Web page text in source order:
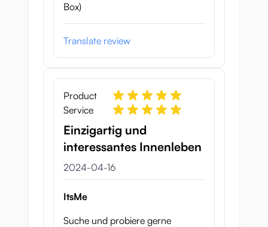
Box)
Translate review
Product
Service
Einzigartig und
interessantes Innenleben
16 april 2024
2024-04-16
ItsMe
Suche und probiere gerne